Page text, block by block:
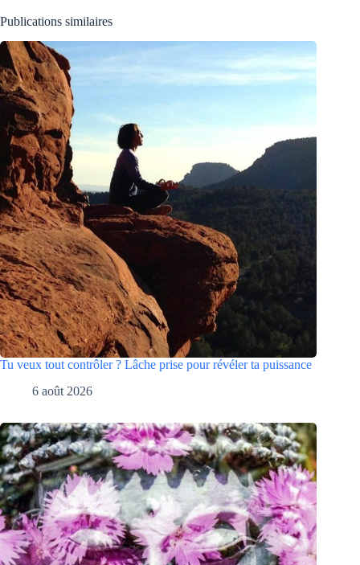
Publications similaires
Tu veux tout contrôler ? Lâche prise pour révéler ta puissance
6 août 2026